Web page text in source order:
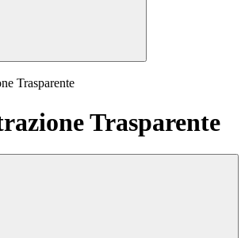
Trasparente
Trasparente